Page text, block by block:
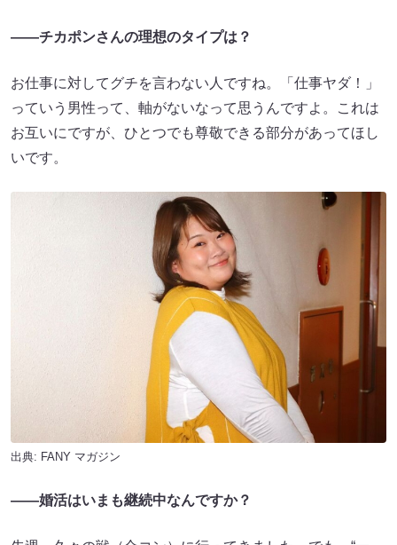
――チカポンさんの理想のタイプは？
お仕事に対してグチを言わない人ですね。「仕事ヤダ！」
っていう男性って、軸がないなって思うんですよ。これは
お互いにですが、ひとつでも尊敬できる部分があってほし
いです。
出典: FANY マガジン
――婚活はいまも継続中なんですか？